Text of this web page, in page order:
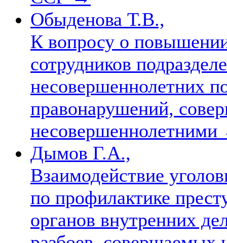
Обыденова Т.В.,
К вопросу о
сотрудников
несовершеннолетних
правонарушений,
несовершеннолетними
Дымов Г.А.,
Взаимодействие
по профилактике
органов внутренних